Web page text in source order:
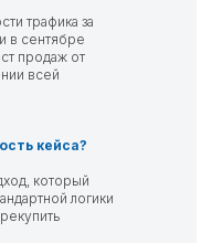
трафика за
в сентябре
продаж от
всей
кейса?
который
логики